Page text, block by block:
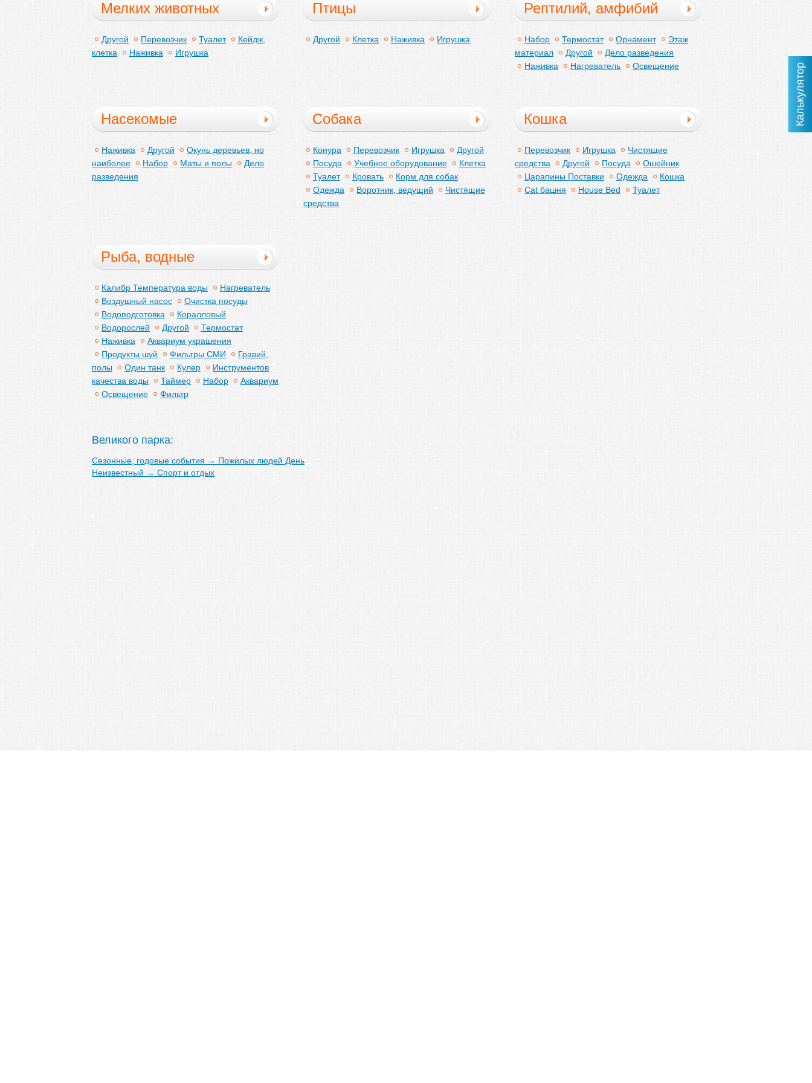
Мелких животных
Другой Перевозчик Туалет
Кейдж,
клетка
Наживка Игрушка
Птицы
Другой Клетка Наживка Игрушка
Рептилий, амфибий
Поставки
Набор Термостат Орнамент
Этаж
материал
Другой
Дело разведения
Наживка
Нагреватель Освещение
Насекомые
Наживка Другой
Окунь деревьев, но
наиболее
Набор Маты и полы
Дело
разведения
Собака
Конура Перевозчик Игрушка
Другой
Посуда
Учебное оборудование
Клетка
Туалет
Кровать
Корм для собак
Одежда
Воротник, ведущий
Чистящие
средства
Кошка
Перевозчик Игрушка
Чистящие
средства
Другой Посуда
Ошейник
Царапины Поставки
Одежда
Кошка
Cat башня
House Bed Туалет
Рыба, водные
растения
Калибр Температура воды
Нагреватель
Воздушный насос
Очистка посуды
Водоподготовка
Коралловый
Водорослей
Другой
Термостат
Наживка
Аквариум украшения
Продукты шуй
Фильтры СМИ
Гравий,
полы
Один танк Кулер
Инструментов
качества воды
Таймер Набор
Аквариум
Освещение
Фильтр
Великого парка:
Сезонные, годовые события → Пожилых людей День
Неизвестный → Спорт и отдых
Калькулятор